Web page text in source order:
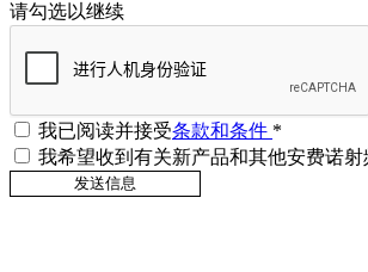
请勾选以继续
我已阅读并接受条款和条件 *
我希望收到有关新产品和其他安费诺